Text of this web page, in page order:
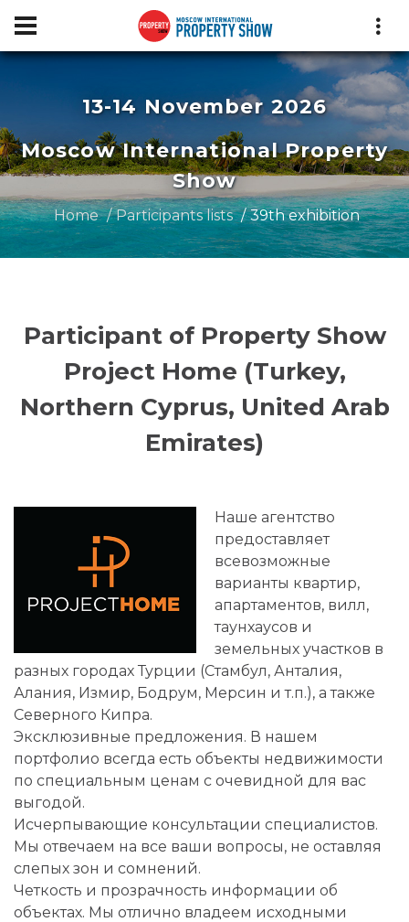
13-14 November 2026
Moscow International Property
Show
Home Participants lists 39th exhibition
Participant of Property Show
Project Home (Turkey,
Northern Cyprus, United Arab
Emirates)
Наше агентство
предоставляет
всевозможные
варианты квартир,
апартаментов, вилл,
таунхаусов и
земельных участков в
разных городах Турции (Стамбул, Анталия,
Алания, Измир, Бодрум, Мерсин и т.п.), а также
Северного Кипра.
Эксклюзивные предложения. В нашем
портфолио всегда есть объекты недвижимости
по специальным ценам с очевидной для вас
выгодой.
Исчерпывающие консультации специалистов.
Мы отвечаем на все ваши вопросы, не оставляя
слепых зон и сомнений.
Четкость и прозрачность информации об
объектах. Мы отлично владеем исходными